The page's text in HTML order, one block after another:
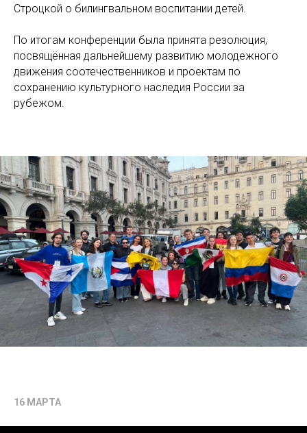
Строцкой о билингвальном воспитании детей.
По итогам конференции была принята резолюция,
посвящённая дальнейшему развитию молодежного
движения соотечественников и проектам по
сохранению культурного наследия России за
рубежом.
16 МАРТА